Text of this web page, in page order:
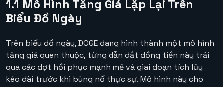
1.1 Mô Hình Tăng Giá Lặp Lại Trên
Biểu Đồ Ngày
Trên biểu đồ ngày, DOGE đang hình thành một mô hình
tăng giá quen thuộc, từng dẫn dắt đồng tiền này trải
qua các đợt hồi phục mạnh mẽ và giai đoạn tích lũy
kéo dài trước khi bùng nổ thực sự. Mô hình này cho